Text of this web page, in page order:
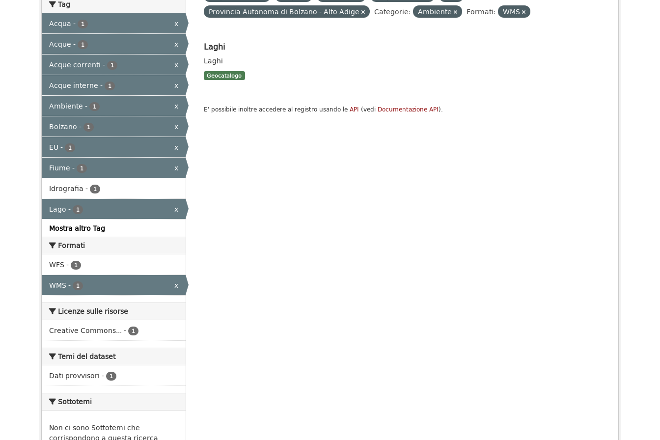
Tag
Acqua - 1
x
Acque - 1
x
Acque correnti - 1
x
Acque interne - 1
x
Ambiente - 1
x
Bolzano - 1
x
EU - 1
x
Fiume - 1
x
Idrografia - 1
Lago - 1
x
Mostra altro Tag
Formati
WFS - 1
WMS - 1 x
Licenze sulle risorse
Creative Commons... - 1
Temi del dataset
Dati provvisori - 1
Sottotemi
Non ci sono Sottotemi che
corrispondono a questa ricerca
Provincia Autonoma di Bolzano - Alto Adige
Categorie: Ambiente Formati: WMS
Laghi
Laghi
Geocatalogo
E' possibile inoltre accedere al registro usando le API (vedi Documentazione API).